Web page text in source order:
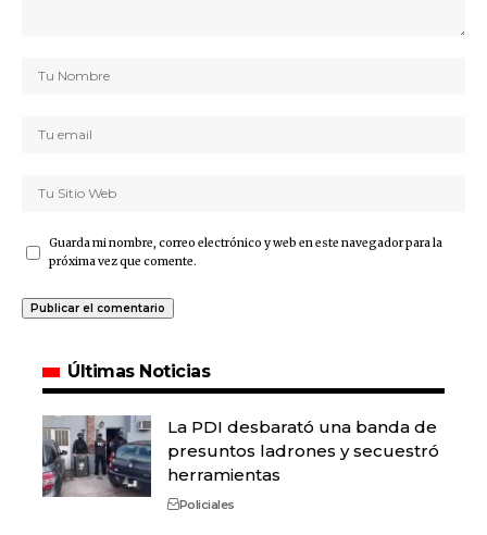
Guarda mi nombre, correo electrónico y web en este navegador para la
próxima vez que comente.
Últimas Noticias
La PDI desbarató una banda de
presuntos ladrones y secuestró
herramientas
Policiales